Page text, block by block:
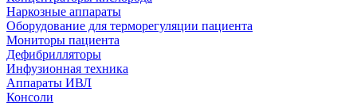
Наркозные аппараты
Оборудование для терморегуляции пациента
Мониторы пациента
Дефибрилляторы
Инфузионная техника
Аппараты ИВЛ
Консоли